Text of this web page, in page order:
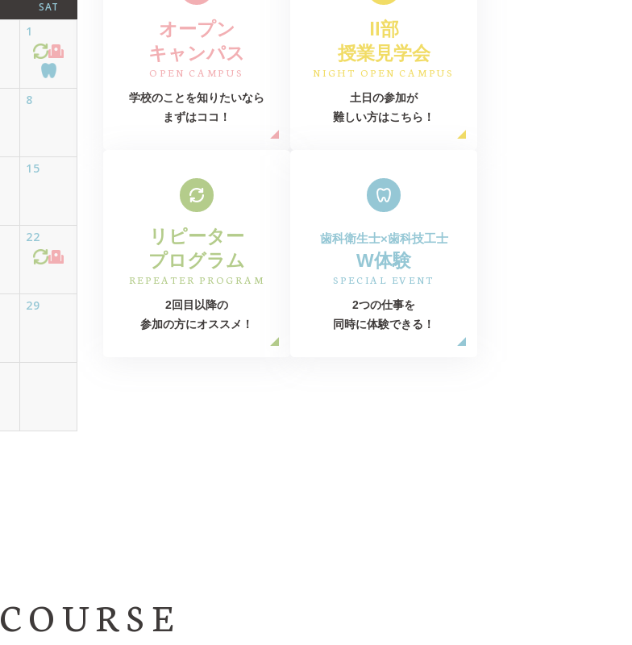
SAT
1
8
15
22
29
オープン
キャンパス
OPEN CAMPUS
学校のことを知りたいなら
まずはココ！
Ⅱ部
授業見学会
NIGHT OPEN CAMPUS
土日の参加が
難しい方はこちら！
リピーター
プログラム
REPEATER PROGRAM
2回目以降の
参加の方にオススメ！
歯科衛生士×歯科技工士
W体験
SPECIAL EVENT
2つの仕事を
同時に体験できる！
COURSE